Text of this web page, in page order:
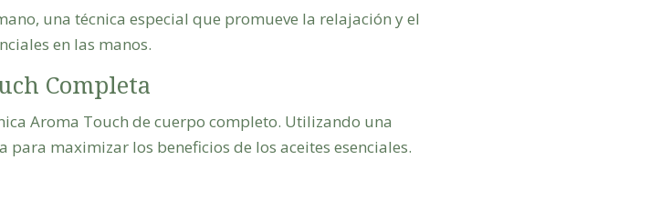
una técnica especial que promueve la relajación y el
en las manos.
Completa
Aroma Touch de cuerpo completo. Utilizando una
maximizar los beneficios de los aceites esenciales.